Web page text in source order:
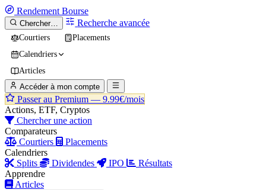
Rendement Bourse
Chercher… Recherche avancée
Courtiers
Placements
Calendriers
Articles
Accéder à mon compte
Passer au Premium — 9.99€/mois
Actions, ETF, Cryptos
Chercher une action
Comparateurs
Courtiers
Placements
Calendriers
Splits
Dividendes IPO
Résultats
Apprendre
Articles